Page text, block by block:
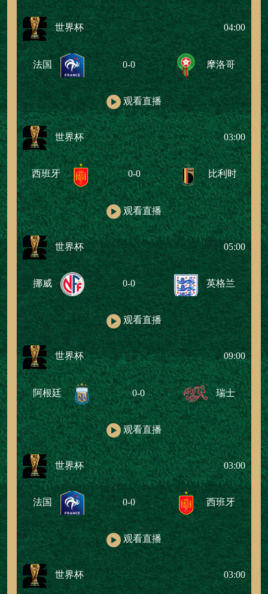
世界杯 04:00
法国 0-0 摩洛哥
观看直播
世界杯 03:00
西班牙 0-0 比利时
观看直播
世界杯 05:00
挪威 0-0 英格兰
观看直播
世界杯 09:00
阿根廷 0-0 瑞士
观看直播
世界杯 03:00
法国 0-0 西班牙
观看直播
世界杯 03:00